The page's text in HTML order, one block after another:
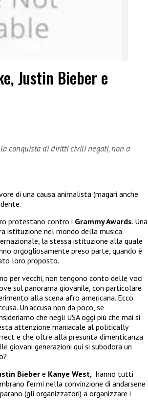
Justin Bieber e
conquista di diritti civili negati, non a
di una causa animalista (magari anche
protestano contro i Grammy Awards. Una
istituzione nel mondo della musica
la stessa istituzione alla quale
orgogliosamente preso parte, quando è
loro proposto.
per vecchi, non tengono conto delle voci
sul panorama giovanile, con particolare
alla scena afro americana. Ecco
Un’accusa non da poco, se
che negli USA oggi più che mai si
attenzione maniacale al politically
e che oltre alla presunta dimenticanza
giovani generazioni qui si subodora un
Biebere Kanye West, hanno tutti
fermi nella convinzione di andarsene
(gli organizzatori) a organizzare i